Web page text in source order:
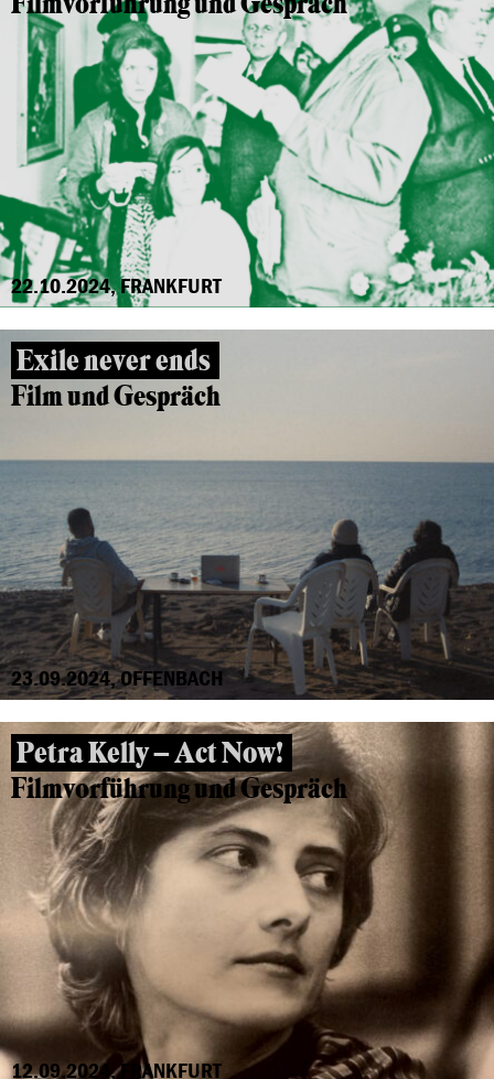
22.10.2024, FRANKFURT
Exile never ends
Film und Gespräch
23.09.2024, OFFENBACH
Petra Kelly – Act Now!
Filmvorführung und Gespräch
12.09.2024, FRANKFURT